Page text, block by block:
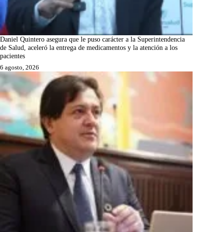
Daniel Quintero asegura que le puso carácter a la Superintendencia
de Salud, aceleró la entrega de medicamentos y la atención a los
pacientes
6 agosto, 2026